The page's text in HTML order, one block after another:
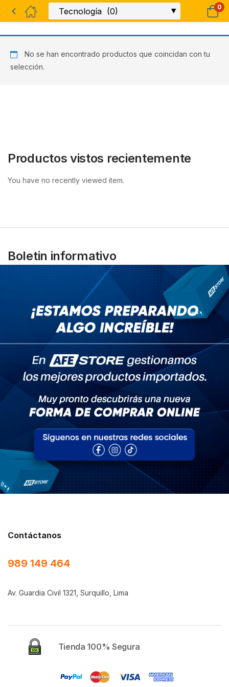
0
No se han encontrado productos que coincidan con tu
selección.
Productos vistos recientemente
You have no recently viewed item.
Boletin informativo
No se pierda miles de productos y promociones geniales
Subscribe
Servicio al Cliente
Sobre AFE Store
Mi Cuenta
Síguenos
Contáctanos
989 149 464
Av. Guardia Civil 1321, Surquillo, Lima
Tienda 100% Segura